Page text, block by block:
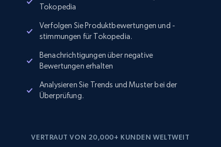
Tokopedia
Verfolgen Sie Produktbewertungen und -
stimmungen für Tokopedia.
Benachrichtigungen über negative
Bewertungen erhalten
Analysieren Sie Trends und Muster bei der
Überprüfung.
VERTRAUT VON 20,000+ KUNDEN WELTWEIT